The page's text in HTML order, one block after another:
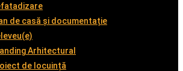
de casă și documentație
Arhitectural
de locuință